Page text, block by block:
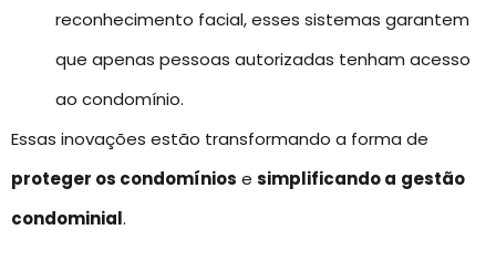
reconhecimento facial, esses sistemas garantem
que apenas pessoas autorizadas tenham acesso
ao condomínio.
Essas inovações estão transformando a forma de
proteger os condomínios e simplificando a gestão
condominial.